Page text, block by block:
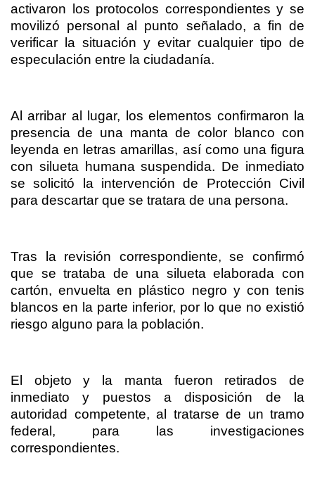
activaron los protocolos correspondientes y se
movilizó personal al punto señalado, a fin de
verificar la situación y evitar cualquier tipo de
especulación entre la ciudadanía.
Al arribar al lugar, los elementos confirmaron la
presencia de una manta de color blanco con
leyenda en letras amarillas, así como una figura
con silueta humana suspendida. De inmediato
se solicitó la intervención de Protección Civil
para descartar que se tratara de una persona.
Tras la revisión correspondiente, se confirmó
que se trataba de una silueta elaborada con
cartón, envuelta en plástico negro y con tenis
blancos en la parte inferior, por lo que no existió
riesgo alguno para la población.
El objeto y la manta fueron retirados de
inmediato y puestos a disposición de la
autoridad competente, al tratarse de un tramo
federal, para las investigaciones
correspondientes.